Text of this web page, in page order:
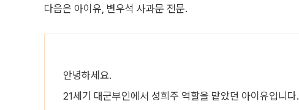
다음은 아이유, 변우석 사과문 전문.
안녕하세요.
21세기 대군부인에서 성희주 역할을 맡았던 아이유입니다.